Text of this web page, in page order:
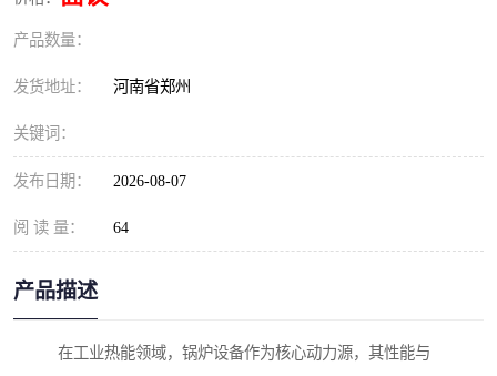
产品数量：
发货地址： 河南省郑州
关键词：
发布日期： 2026-08-07
阅 读 量： 64
产品描述
在工业热能领域，锅炉设备作为核心动力源，其性能与